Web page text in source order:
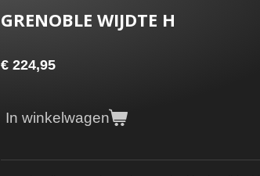
GRENOBLE WIJDTE H
€ 224,95
In winkelwagen